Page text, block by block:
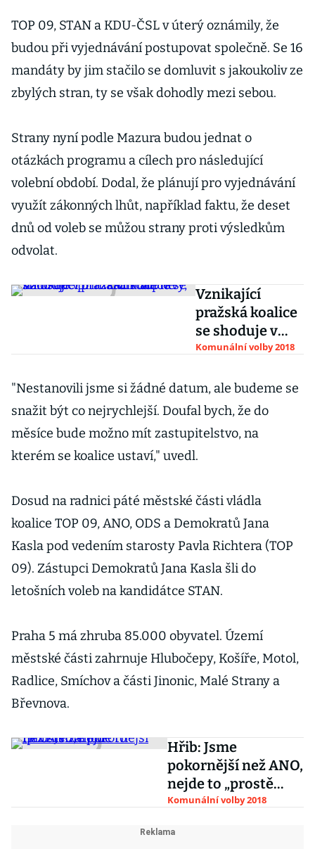
TOP 09, STAN a KDU-ČSL v úterý oznámily, že
budou při vyjednávání postupovat společně. Se 16
mandáty by jim stačilo se domluvit s jakoukoliv ze
zbylých stran, ty se však dohodly mezi sebou.
Strany nyní podle Mazura budou jednat o
otázkách programu a cílech pro následující
volební období. Dodal, že plánují pro vyjednávání
využít zákonných lhůt, například faktu, že deset
dnů od voleb se můžou strany proti výsledkům
odvolat.
Vznikající
pražská koalice
se shoduje v
otázkách
osobě
primátora ale
ne
Komunální volby 2018
"Nestanovili jsme si žádné datum, ale budeme se
snažit být co nejrychlejší. Doufal bych, že do
měsíce bude možno mít zastupitelstvo, na
kterém se koalice ustaví," uvedl.
Dosud na radnici páté městské části vládla
koalice TOP 09, ANO, ODS a Demokratů Jana
Kasla pod vedením starosty Pavla Richtera (TOP
09). Zástupci Demokratů Jana Kasla šli do
letošních voleb na kandidátce STAN.
Praha 5 má zhruba 85.000 obyvatel. Území
městské části zahrnuje Hlubočepy, Košíře, Motol,
Radlice, Smíchov a části Jinonic, Malé Strany a
Břevnova.
Hřib: Jsme
pokornější než ANO,
nejde to „prostě
zařídit“
Komunální volby 2018